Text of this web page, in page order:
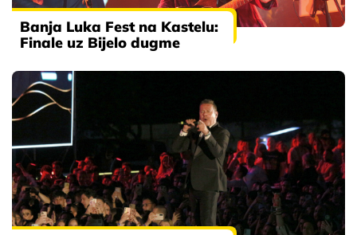
Banja Luka Fest na Kastelu:
Finale uz Bijelo dugme